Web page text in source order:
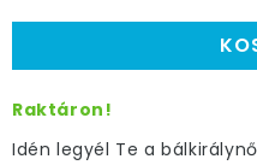
Raktáron!
Idén legyél Te a